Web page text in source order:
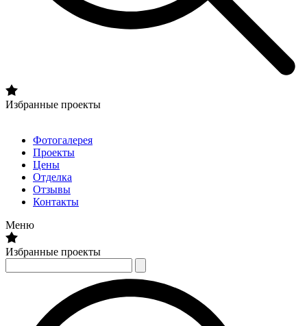
Избранные проекты
Фотогалерея
Проекты
Цены
Отделка
Отзывы
Контакты
Меню
Избранные проекты